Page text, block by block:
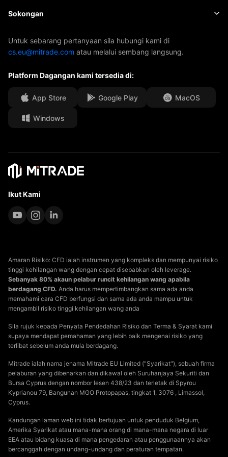
EBook
Tentang Mitrade
Anugerah Kami
Pusat media
Peluang Karir
Dokumen Undang-Undang
Sokongan
Pusat Bantuan
FAQ
Untuk sebarang pertanyaan sila hubungi kami di
cs.eu@mitrade.com atau melalui sembang langsung.
Platform Dagangan kami tersedia di:
App Store Google Play MacOS
Windows
Ikut Kami
Amaran Risiko: CFD ialah instrumen yang kompleks dan mempunyai risiko
tinggi kehilangan wang dengan cepat disebabkan oleh leverage.
Sebanyak 80% akaun pelabur runcit kehilangan wang apabila
berdagang CFD. Anda harus mempertimbangkan sama ada anda
memahami cara CFD berfungsi dan sama ada anda mampu untuk
mengambil risiko tinggi kehilangan wang anda
Sila rujuk kepada Penyata Pendedahan Risiko dan Terma & Syarat kami
supaya mendapat pemahaman yang lebih baik mengenai risiko yang
terlibat sebelum anda mula berdagang.
Mitrade ialah nama jenama Mitrade EU Limited ("Syarikat"), sebuah firma
pelaburan yang dibenarkan dan dikawal oleh Suruhanjaya Sekuriti dan
Bursa Cyprus dengan nombor lesen 438/23 dan terletak di Spyrou
Kyprianou 79, Bangunan MGO Protopapas, tingkat 1, 3076 , Limassol,
Cyprus.
Kandungan laman web ini tidak bertujuan untuk penduduk Belgium,
Amerika Syarikat atau mana-mana orang di mana-mana negara di luar
EEA atau bidang kuasa di mana pengedaran atau penggunaannya akan
bercanggah dengan undang-undang dan peraturan tempatan.